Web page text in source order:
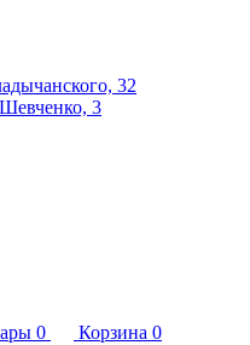
32
3
0 Корзина 0